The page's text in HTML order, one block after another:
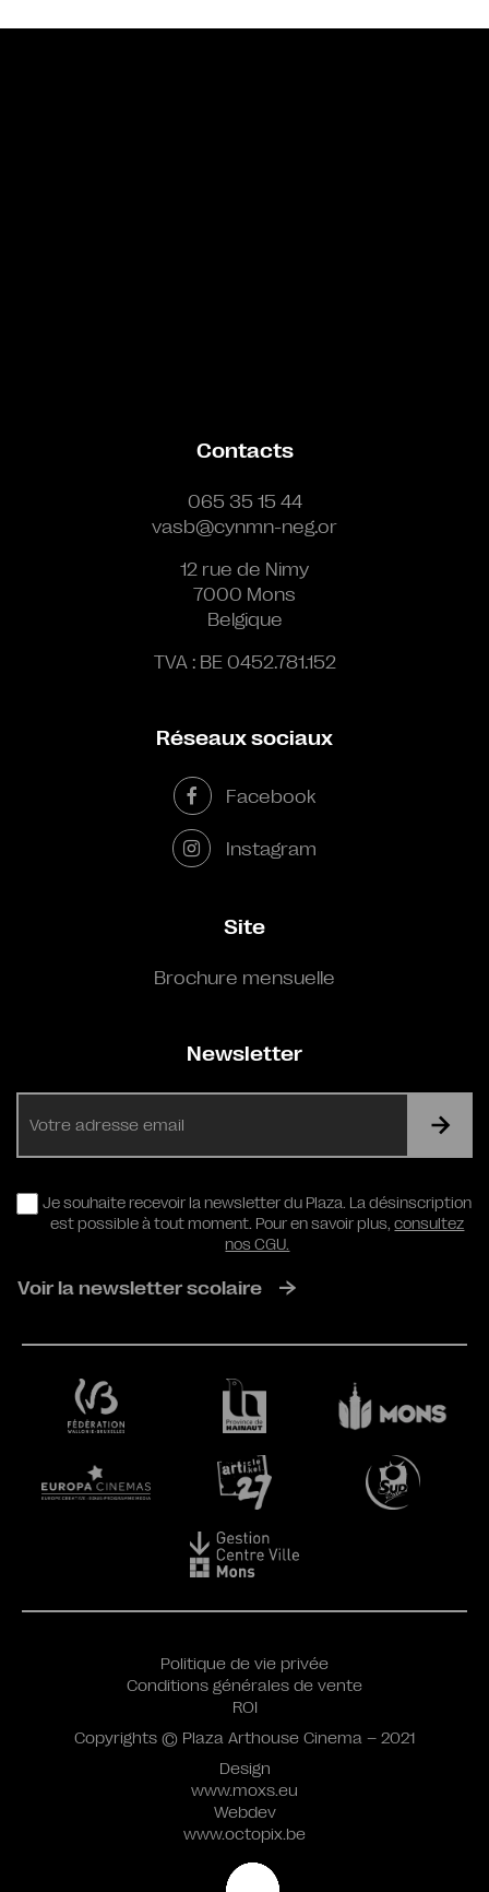
Contacts
065 35 15 44
vasb@cynmn-neg.or
12 rue de Nimy
7000 Mons
Belgique
TVA : BE 0452.781.152
Réseaux sociaux
Facebook
Instagram
Site
Brochure mensuelle
Newsletter
RGPD
Je souhaite recevoir la newsletter du Plaza. La désinscription
est possible à tout moment. Pour en savoir plus,consultez
nos CGU.
Voir la newsletter scolaire
Design
www.moxs.eu
Webdev
www.octopix.be
Politique de vie privée
Conditions générales de vente
ROI
Copyrights © Plaza Arthouse Cinema – 2021